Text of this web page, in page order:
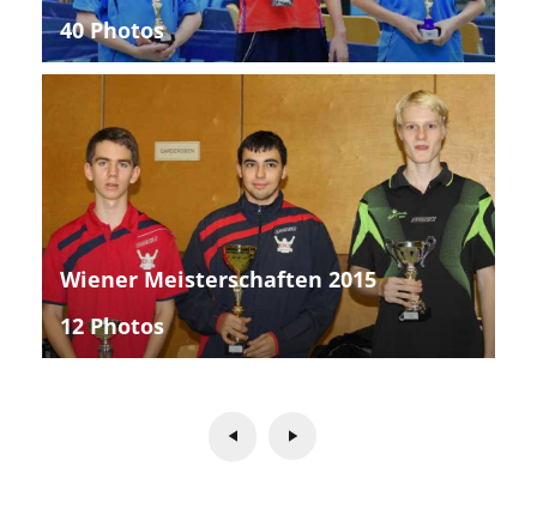
40 Photos
Wiener Meisterschaften 2015
12 Photos